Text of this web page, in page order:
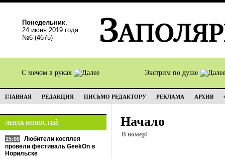
Понедельник,
24 июня 2019 года
№6 (4675)
С мечом в руках Экстрим по душе
ГЛАВНАЯ РЕДАКЦИЯ ПИСЬМО РЕДАКТОРУ РЕКЛАМА АРХИВ
ЛЕНТА НОВОСТЕЙ
15:00
Любители косплея
провели фестиваль GeekOn в
Норильске
Начало
В номер!